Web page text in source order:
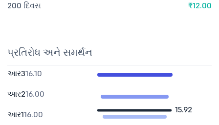
200 દિવસ ₹12.00
પ્રતિરોધ અને સમર્થન
15.92
આર316.10
આર216.00
આર116.00